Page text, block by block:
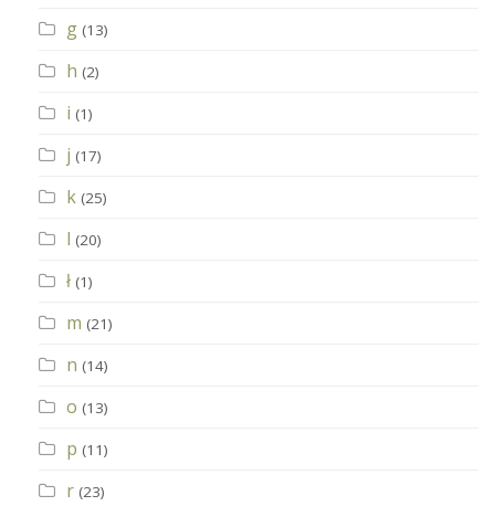
g (13)
h (2)
i (1)
j (17)
k (25)
l (20)
ł (1)
m (21)
n (14)
o (13)
p (11)
r (23)